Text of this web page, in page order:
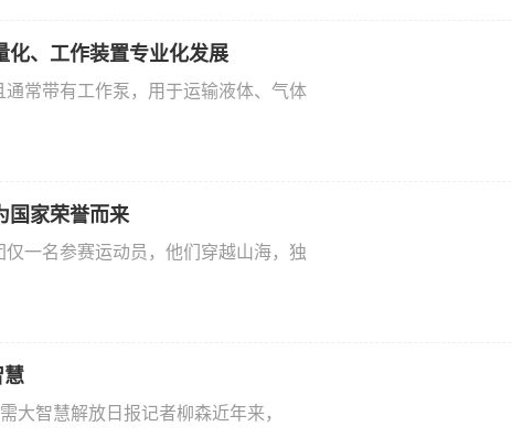
化、工作装置专业化发展
常带有工作泵，用于运输液体、气体
国家荣誉而来
一名参赛运动员，他们穿越山海，独
慧
大智慧解放日报记者柳森近年来，